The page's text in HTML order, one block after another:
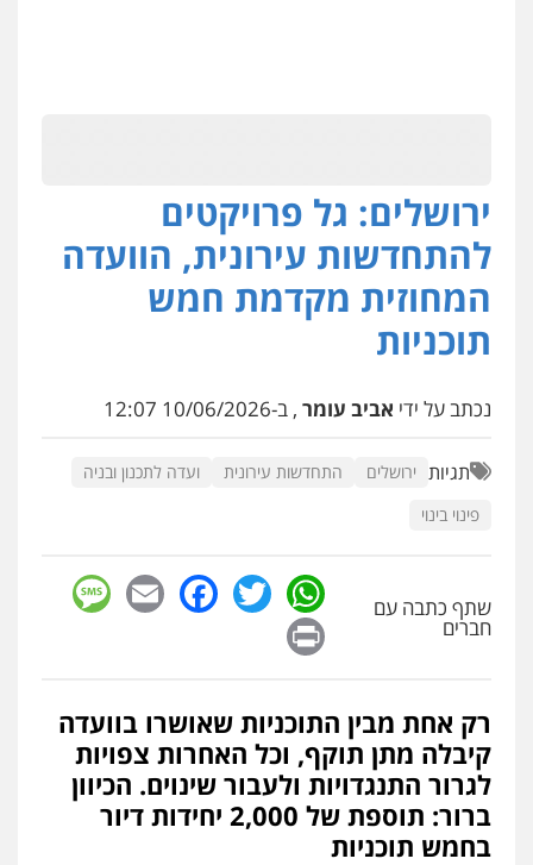
ירושלים: גל פרויקטים
להתחדשות עירונית, הוועדה
המחוזית מקדמת חמש
תוכניות
נכתב על ידי אביב עומר , ב-10/06/2026 12:07
תגיות ירושלים התחדשות עירונית
ועדה לתכנון ובניה
פינוי בינוי
שתף כתבה עם
חברים
WhatsApp
Twitter
Facebook
Email
רק אחת מבין התוכניות שאושרו בוועדה
קיבלה מתן תוקף, וכל האחרות צפויות
לגרור התנגדויות ולעבור שינוים. הכיוון
ברור: תוספת של 2,000 יחידות דיור
בחמש תוכניות